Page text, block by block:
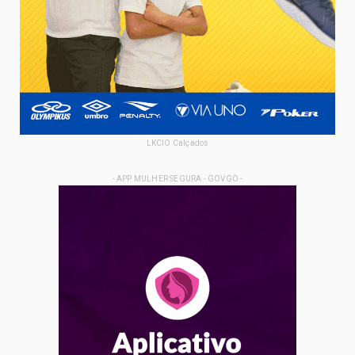
LKCIO Calçados
- APP MULHER SEGURA - GOVGO -